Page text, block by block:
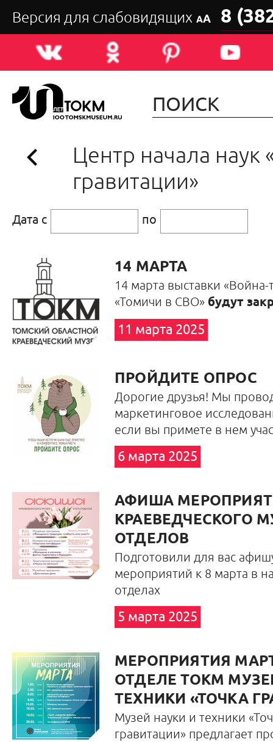
Версия для слабовидящих АА 8
Центр начала наук
гравитации»
Дата с по
14 МАРТА
14 марта выставки
«Томичи в СВО» будут
11 марта 2025
ПРОЙДИТЕ ОПРОС
Дорогие друзья! Мы
маркетинговое
если вы примете в нем
6 марта 2025
АФИША
КРАЕВЕДЧЕСКОГО
ОТДЕЛОВ
Подготовили для вас
мероприятий к 8 марта в
отделах
5 марта 2025
МЕРОПРИЯТИЯ
ОТДЕЛЕ ТОКМ
ТЕХНИКИ «ТОЧКА
Музей науки и техники
гравитации» предлагает